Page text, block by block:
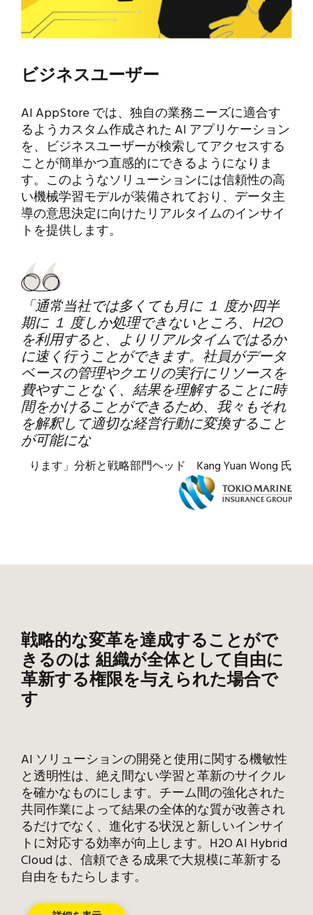
ビジネスユーザー
AI AppStore では、独自の業務ニーズに適合す
るようカスタム作成された AI アプリケーション
を、ビジネスユーザーが検索してアクセスする
ことが簡単かつ直感的にできるようになりま
す。このようなソリューションには信頼性の高
い機械学習モデルが装備されており、データ主
導の意思決定に向けたリアルタイムのインサイ
トを提供します。
「通常当社では多くても月に １ 度か四半
期に １ 度しか処理できないところ、H2O
を利用すると、よりリアルタイムではるか
に速く行うことができます。社員がデータ
ベースの管理やクエリの実行にリソースを
費やすことなく、結果を理解することに時
間をかけることができるため、我々もそれ
を解釈して適切な経営行動に変換すること
が可能にな
ります」分析と戦略部門ヘッド Kang Yuan Wong 氏
戦略的な変革を達成することがで
きるのは 組織が全体として自由に
革新する権限を与えられた場合で
す
AI ソリューションの開発と使用に関する機敏性
と透明性は、絶え間ない学習と革新のサイクル
を確かなものにします。チーム間の強化された
共同作業によって結果の全体的な質が改善され
るだけでなく、進化する状況と新しいインサイ
トに対応する効率が向上します。H2O AI Hybrid
Cloud は、信頼できる成果で大規模に革新する
自由をもたらします。